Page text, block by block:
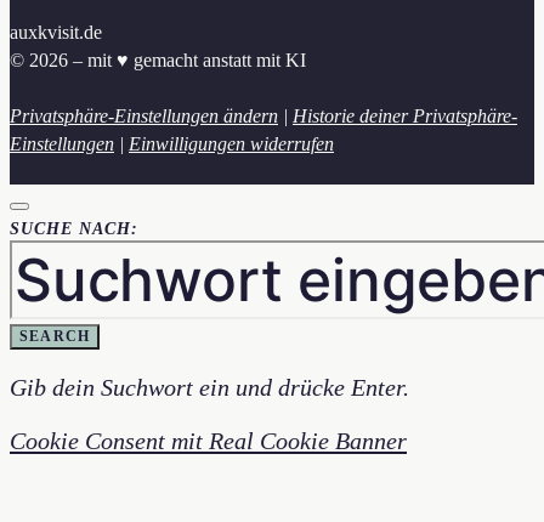
auxkvisit.de
© 2026 – mit ♥︎ gemacht anstatt mit KI
Privatsphäre-Einstellungen ändern | Historie deiner Privatsphäre-
Einstellungen | Einwilligungen widerrufen
SUCHE NACH:
SEARCH
Gib dein Suchwort ein und drücke Enter.
Cookie Consent mit Real Cookie Banner